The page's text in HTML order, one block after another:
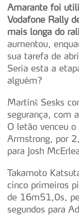
Amarante foi
Vodafone Rally
mais longa do
aumentou,
sua tarefa de
Seria esta a
alguém?
Martinš Sesks
segurança, com
O letão venceu o
Armstrong, por
para Josh
Takamoto
cinco primeiros
de 16m51,0s,
segundos para